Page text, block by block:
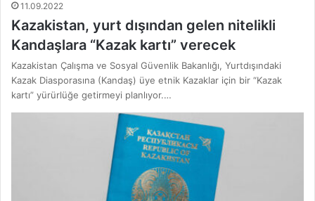
11.09.2022
Kazakistan, yurt dışından gelen nitelikli
Kandaşlara “Kazak kartı” verecek
Kazakistan Çalışma ve Sosyal Güvenlik Bakanlığı, Yurtdışındaki
Kazak Diasporasına (Kandaş) üye etnik Kazaklar için bir “Kazak
kartı” yürürlüğe getirmeyi planlıyor.…